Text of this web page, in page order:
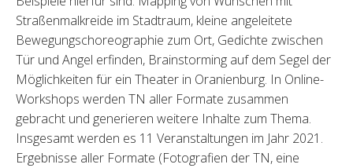
Straßenmalkreide im Stadtraum, kleine angeleitete
Bewegungschoreographie zum Ort, Gedichte zwischen
Tür und Angel erfinden, Brainstorming auf dem Segel der
Möglichkeiten für ein Theater in Oranienburg. In Online-
Workshops werden TN aller Formate zusammen
gebracht und generieren weitere Inhalte zum Thema.
Insgesamt werden es 11 Veranstaltungen im Jahr 2021.
Ergebnisse aller Formate (Fotografien der TN, eine